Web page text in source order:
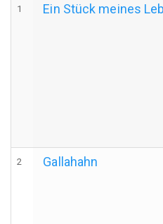
1 Ein Stück meines
2 Gallahahn